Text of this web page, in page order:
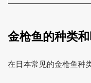
金枪鱼的种类
在日本常见的金枪鱼种